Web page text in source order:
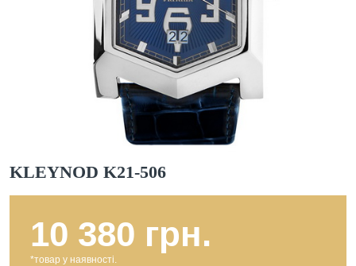
KLEYNOD K21-506
10 380 грн.
*товар у наявності.